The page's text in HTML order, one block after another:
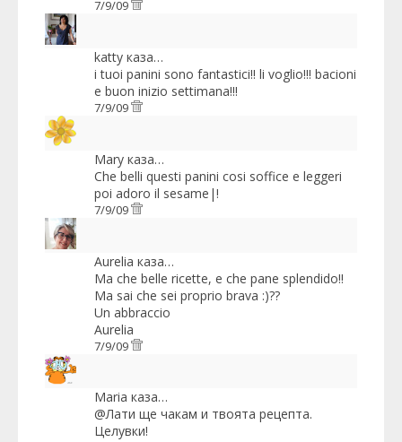
7/9/09
katty каза…
i tuoi panini sono fantastici!! li voglio!!! bacioni
e buon inizio settimana!!!
7/9/09
Mary каза…
Che belli questi panini cosi soffice e leggeri
poi adoro il sesame|!
7/9/09
Aurelia каза…
Ma che belle ricette, e che pane splendido!!
Ma sai che sei proprio brava :)??
Un abbraccio
Aurelia
7/9/09
Maria каза…
@Лати ще чакам и твоята рецепта.
Целувки!